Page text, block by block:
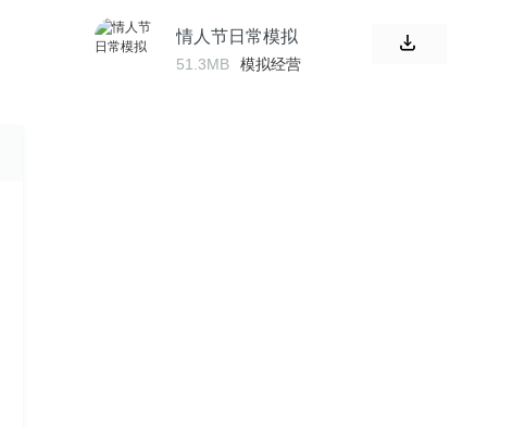
情人节日常模拟
51.3MB 模拟经营